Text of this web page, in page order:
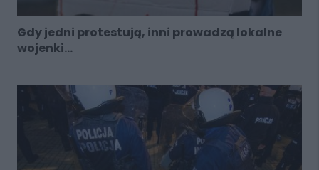
Gdy jedni protestują, inni prowadzą lokalne
wojenki...